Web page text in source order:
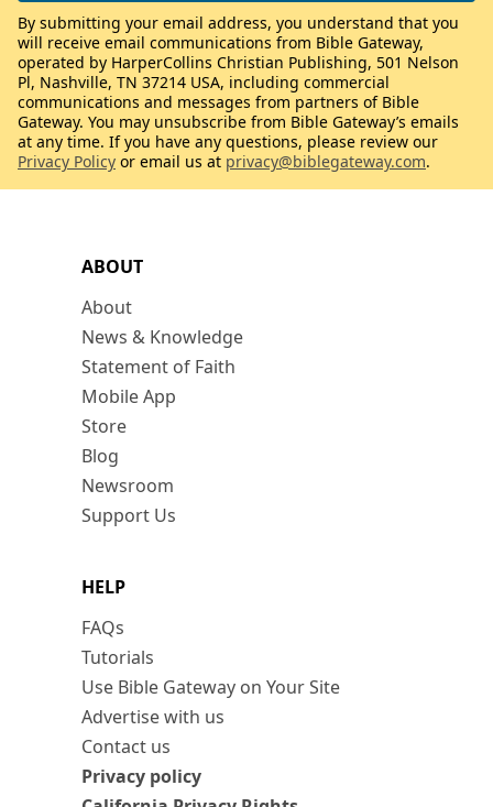
ABOUT
About
News & Knowledge
Statement of Faith
Mobile App
Store
Blog
Newsroom
Support Us
HELP
FAQs
Tutorials
Use Bible Gateway on Your Site
Advertise with us
Contact us
Privacy policy
By submitting your email address, you understand that you
will receive email communications from Bible Gateway,
operated by HarperCollins Christian Publishing, 501 Nelson
Pl, Nashville, TN 37214 USA, including commercial
communications and messages from partners of Bible
Gateway. You may unsubscribe from Bible Gateway’s emails
at any time. If you have any questions, please review our
Privacy Policy or email us at privacy@biblegateway.com.